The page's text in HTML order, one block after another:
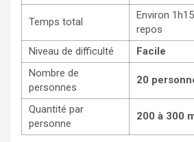
Temps total
Environ
repos
Niveau de difficulté
Facile
Nombre de
personnes
20
Quantité par
personne
200 à 300